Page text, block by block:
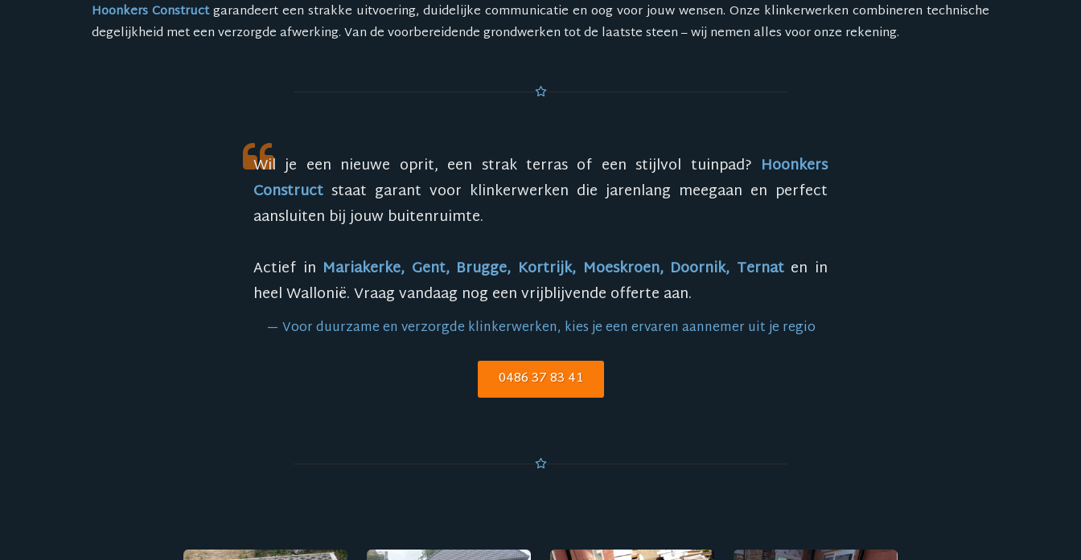
Hoonkers Constructgarandeert een strakke uitvoering, duidelijke communicatie en oog voor jouw wensen. Onze klinkerwerken combineren technische
degelijkheid met een verzorgde afwerking. Van de voorbereidende grondwerken tot de laatste steen – wij nemen alles voor onze rekening.
Wil je een nieuwe oprit, een strak terras of een stijlvol tuinpad? Hoonkers
Construct staat garant voor klinkerwerken die jarenlang meegaan en perfect
aansluiten bij jouw buitenruimte.
Actief in Mariakerke, Gent, Brugge, Kortrijk, Moeskroen, Doornik, Ternaten in
heel Wallonië. Vraag vandaag nog een vrijblijvende offerte aan.
Voor duurzame en verzorgde klinkerwerken, kies je een ervaren aannemer uit je regio
0486 37 83 41